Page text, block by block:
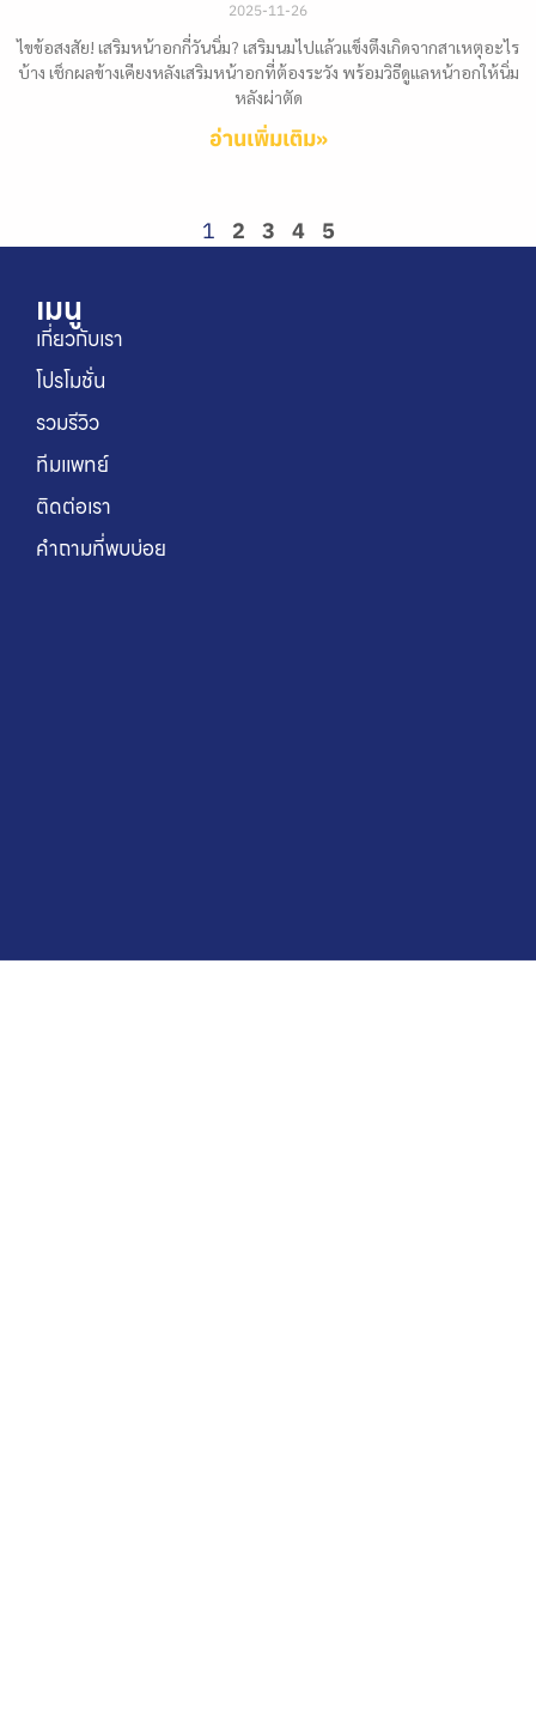
2025-11-26
ไขข้อสงสัย! เสริมหน้าอกกี่วันนิ่ม? เสริมนมไปแล้วแข็งตึงเกิดจากสาเหตุอะไร
บ้าง เช็กผลข้างเคียงหลังเสริมหน้าอกที่ต้องระวัง พร้อมวิธีดูแลหน้าอกให้นิ่ม
หลังผ่าตัด
อ่านเพิ่มเติม»
1 2 3 4 5
เมนู
เกี่ยวกับเรา
โปรโมชั่น
รวมรีวิว
ทีมแพทย์
ติดต่อเรา
คำถามที่พบบ่อย